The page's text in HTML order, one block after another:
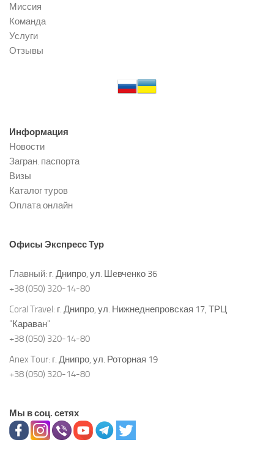
Миссия
Команда
Услуги
Отзывы
Информация
Новости
Загран. паспорта
Визы
Каталог туров
Оплата онлайн
Офисы Экспресс Тур
Главный: г. Днипро, ул. Шевченко 36
+38 (050) 320-14-80
Coral Travel: г. Днипро, ул. Нижнеднепровская 17, ТРЦ
"Караван"
+38 (050) 320-14-80
Anex Tour: г. Днипро, ул. Роторная 19
+38 (050) 320-14-80
Мы в соц. сетях